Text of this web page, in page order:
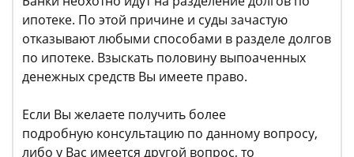
ипотеке. По этой причине и суды зачастую
отказывают любыми способами в разделе долгов
по ипотеке. Взыскать половину выпоаченных
денежных средств Вы имеете право.
Если Вы желаете получить более
подробную консультацию по данному вопросу,
либо у Вас имеется другой вопрос, то